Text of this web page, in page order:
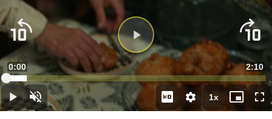
Duraklat
Sesi
Aç
Süre
0:00
Süre
2:10
Yüklendi:
8.00%
1xOynatma
Hızı
Mini
oynatıcı